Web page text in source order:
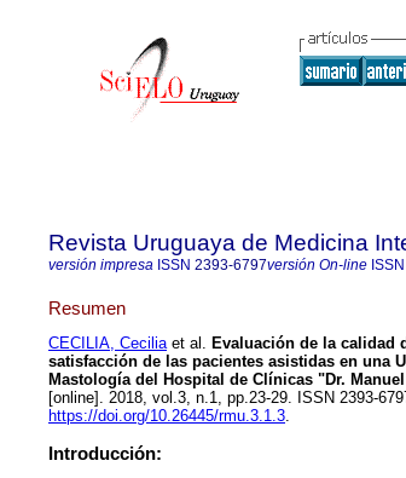
Revista Uruguaya de Medicina
versión impresa ISSN 2393-6797versión On-line ISSN
Resumen
CECILIA, Ceciliaet al. Evaluación de la calidad
satisfacción de las pacientes asistidas en una
Mastología del Hospital de Clínicas "Dr.
[online]. 2018, vol.3, n.1, pp.23-29. ISSN 2393-
https://doi.org/10.26445/rmu.3.1.3.
Introducción: